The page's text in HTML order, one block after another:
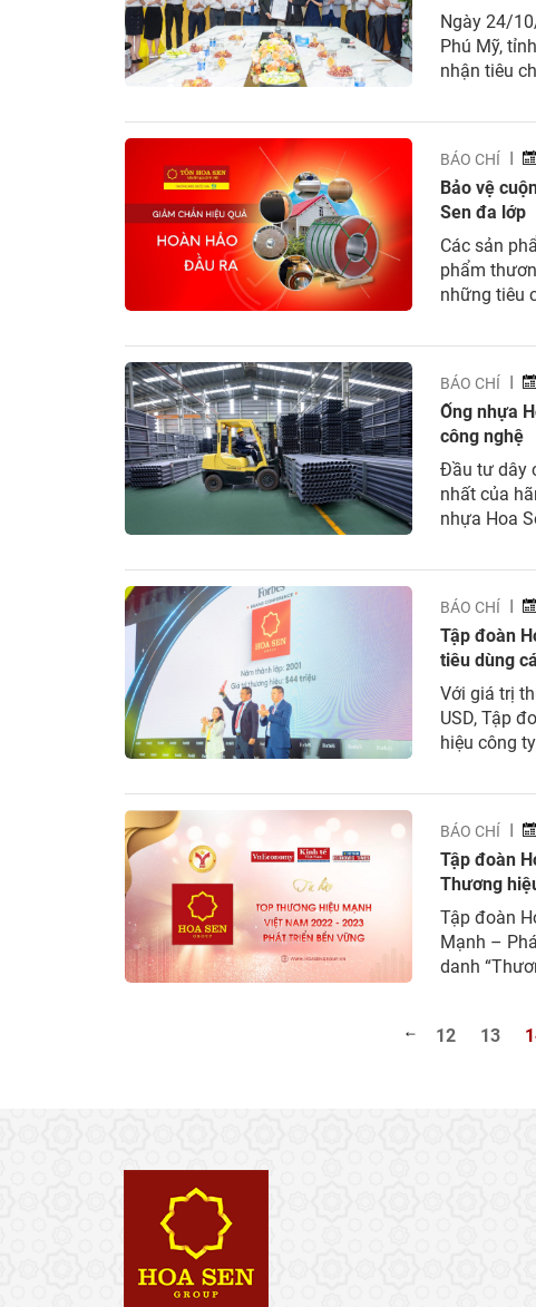
Ngày 24/
Phú Mỹ,
nhận tiêu
dấu cột
BÁO CHÍ
Bảo vệ
Sen đa lớp
Các sản
phẩm
những tiêu
trội của
BÁO CHÍ
Ống nhựa
công nghệ
nhất của
nhựa Hoa
BÁO CHÍ
Tập đoàn
tiêu dùng
Việt Nam)
Với giá trị
USD, Tập
hiệu công
hiệu 2023,
BÁO CHÍ
Tập đoàn
Thương
Tập đoàn
Mạnh –
danh
12
13